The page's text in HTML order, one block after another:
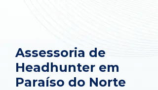
Assessoria de
Headhunter em
Paraíso do Norte